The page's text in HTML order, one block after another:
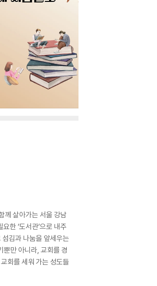
께 살아가는 서울 강남
한 ‘도서관’으로 내주
김과 나눔을 앞세우는
뿐만 아니라, 교회를 경
회를 세워 가는 성도들